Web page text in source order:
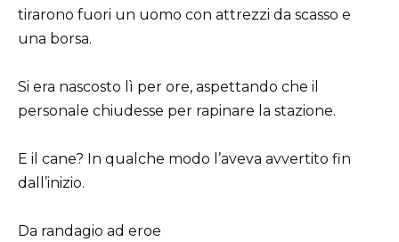
tirarono fuori un uomo con attrezzi da scasso e
una borsa.
Si era nascosto lì per ore, aspettando che il
personale chiudesse per rapinare la stazione.
E il cane? In qualche modo l’aveva avvertito fin
dall’inizio.
Da randagio ad eroe